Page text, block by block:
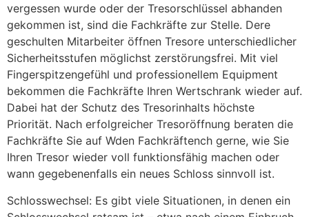
vergessen wurde oder der Tresorschlüssel abhanden
gekommen ist, sind die Fachkräfte zur Stelle. Dere
geschulten Mitarbeiter öffnen Tresore unterschiedlicher
Sicherheitsstufen möglichst zerstörungsfrei. Mit viel
Fingerspitzengefühl und professionellem Equipment
bekommen die Fachkräfte Ihren Wertschrank wieder auf.
Dabei hat der Schutz des Tresorinhalts höchste
Priorität. Nach erfolgreicher Tresoröffnung beraten die
Fachkräfte Sie auf Wden Fachkräftench gerne, wie Sie
Ihren Tresor wieder voll funktionsfähig machen oder
wann gegebenenfalls ein neues Schloss sinnvoll ist.
Schlosswechsel: Es gibt viele Situationen, in denen ein